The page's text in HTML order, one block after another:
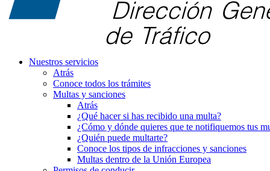
Nuestros servicios
Atrás
Conoce todos los trámites
Multas y sanciones
Atrás
¿Qué hacer si has recibido una multa?
¿Cómo y dónde quieres que te notifiquemos tus
¿Quién puede multarte?
Conoce los tipos de infracciones y sanciones
Multas dentro de la Unión Europea